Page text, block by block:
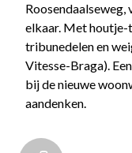
Roosendaalseweg,
elkaar. Met
tribunedelen en
Vitesse-Braga).
bij de nieuwe
aandenken.